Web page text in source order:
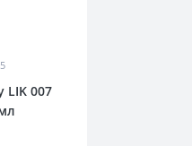
LIK 007